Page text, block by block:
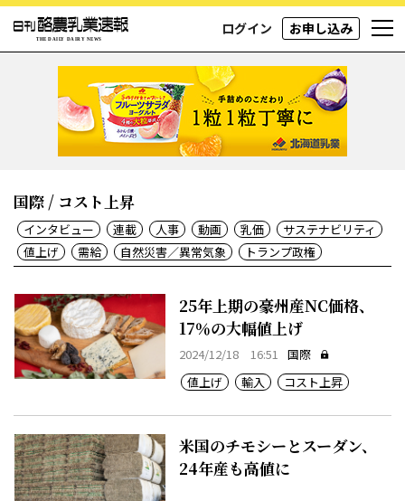
ログイン お申し込み
国際 / コスト上昇
インタビュー 連載 人事 動画 乳価
サステナビリティ
値上げ
需給 自然災害／異常気象 トランプ政権
25年上期の豪州産NC価格、
17％の大幅値上げ
2024/12/18 16:51
国際
値上げ
輸入 コスト上昇
米国のチモシーとスーダン、
24年産も高値に